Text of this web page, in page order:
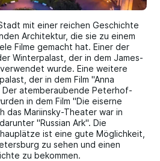
mit einer reichen Geschichte
Architektur, die sie zu einem
Filme gemacht hat. Einer der
Winterpalast, der in dem James-
wurde. Eine weitere
der in dem Film "Anna
Der atemberaubende Peterhof-
in dem Film "Die eiserne
das Mariinsky-Theater war in
"Russian Ark". Die
ist eine gute Möglichkeit,
zu sehen und einen
zu bekommen.